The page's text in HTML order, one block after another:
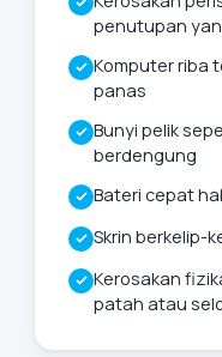
penutupan
Komputer riba
panas
Bunyi pelik
berdengung
Bateri cepat
Skrin berkelip-
Kerosakan
patah atau